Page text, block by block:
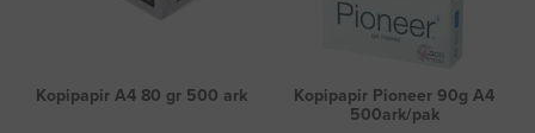
Kopipapir A4 80 gr 500 ark
Kopipapir Pioneer 90g A4
500ark/pak